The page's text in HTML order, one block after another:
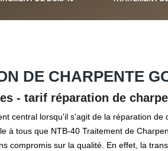
DE CHARPENTE
- tarif réparation de
central lorsqu'il s'agit de la réparation de
à tous que NTB-40 Traitement de
compromis sur la qualité. En effet, la